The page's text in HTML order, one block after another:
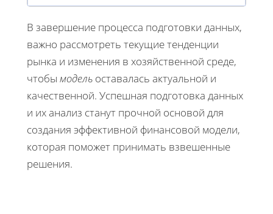
В завершение процесса подготовки данных,
важно рассмотреть текущие тенденции
рынка и изменения в хозяйственной среде,
чтобы модель оставалась актуальной и
качественной. Успешная подготовка данных
и их анализ станут прочной основой для
создания эффективной финансовой модели,
которая поможет принимать взвешенные
решения.